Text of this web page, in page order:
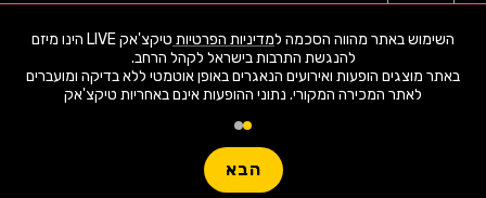
השימוש באתר מהווה הסכמה למדיניות הפרטיות
טיקצ'אק LIVE הינו מיזם
באתר מוצגים הופעות ואירועים הנאגרים באופן אוטמטי ללא בדיקה ומועברים
לאתר המכירה המקורי. נתוני ההופעות אינם באחריות טיקצ'אק
הבא
יום חמישי | 20:30
חולון
התשמע קולי | ת. העברי
מודיעין מכבים רעות